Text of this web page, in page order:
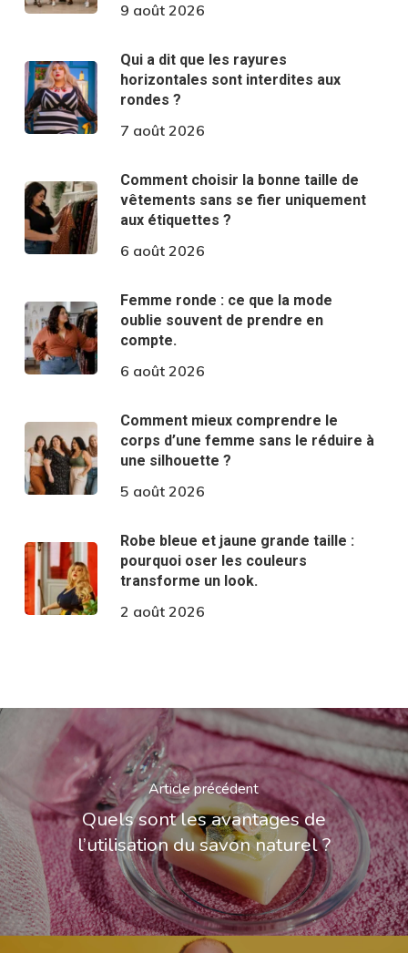
9 août 2026
Qui a dit que les rayures
horizontales sont interdites aux
rondes ?
7 août 2026
Comment choisir la bonne taille de
vêtements sans se fier uniquement
aux étiquettes ?
6 août 2026
Femme ronde : ce que la mode
oublie souvent de prendre en
compte.
6 août 2026
Comment mieux comprendre le
corps d’une femme sans le réduire à
une silhouette ?
5 août 2026
Robe bleue et jaune grande taille :
pourquoi oser les couleurs
transforme un look.
2 août 2026
Article précédent
Quels sont les avantages de
l’utilisation du savon naturel ?